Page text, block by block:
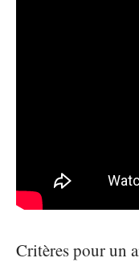
Critères pour un